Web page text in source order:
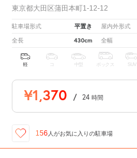
東京都大田区蒲田本町1-12-12
駐車場形式 平置き 屋内外形式
全長 430cm 全幅
軽 中型 ボックス SUV
¥1,370 / 24 時間
156 人がお気に入りの駐車場